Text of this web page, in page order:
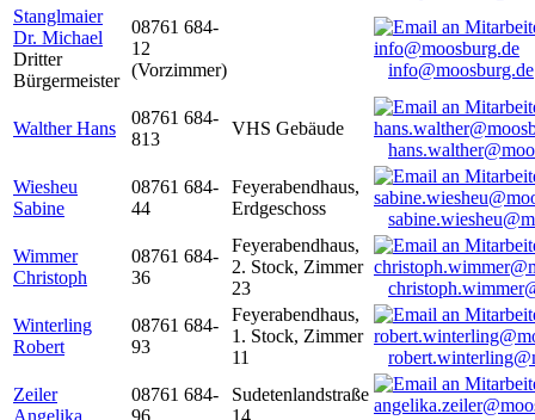
Stanglmaier
Dr. Michael
Dritter
Bürgermeister
08761 684-
12
(Vorzimmer)
info@moosburg.de
Walther Hans
08761 684-
813
VHS Gebäude
Wiesheu
Sabine
08761 684-
44
Feyerabendhaus,
Erdgeschoss
Wimmer
Christoph
08761 684-
36
Feyerabendhaus,
2. Stock, Zimmer
23
Winterling
Robert
08761 684-
93
Feyerabendhaus,
1. Stock, Zimmer
11
Zeiler
Angelika
08761 684-
96
Sudetenlandstraße
14